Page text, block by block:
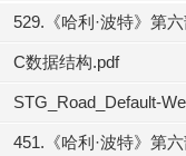
529.《哈利·波特》第
C数据结构.pdf
STG_Road_Default-
451.《哈利·波特》第